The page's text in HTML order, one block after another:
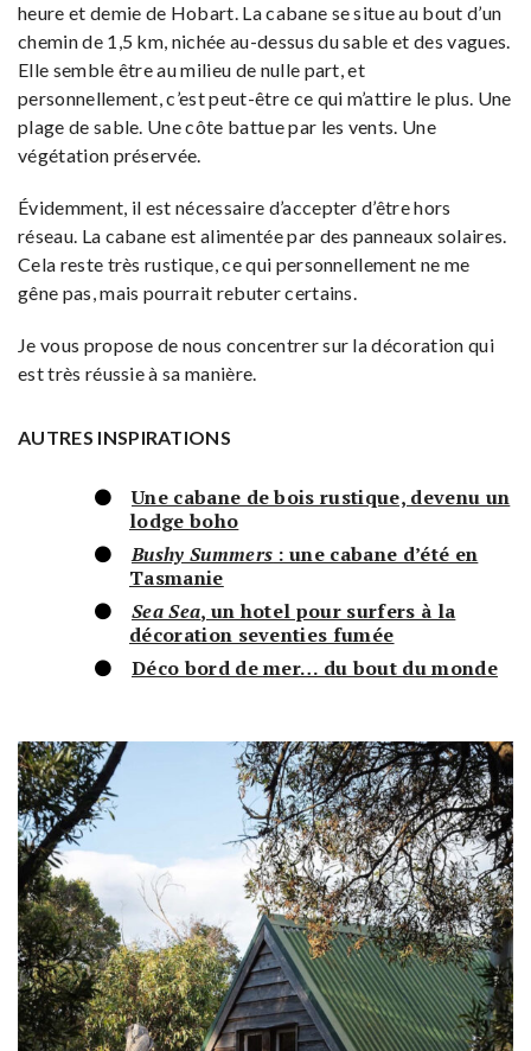
heure et demie de Hobart. La cabane se situe au bout d’un
chemin de 1,5 km, nichée au-dessus du sable et des vagues.
Elle semble être au milieu de nulle part, et
personnellement, c’est peut-être ce qui m’attire le plus. Une
plage de sable. Une côte battue par les vents. Une
végétation préservée.
Évidemment, il est nécessaire d’accepter d’être hors
réseau. La cabane est alimentée par des panneaux solaires.
Cela reste très rustique, ce qui personnellement ne me
gêne pas, mais pourrait rebuter certains.
Je vous propose de nous concentrer sur la décoration qui
est très réussie à sa manière.
AUTRES INSPIRATIONS
Une cabane de bois rustique, devenu un
lodge boho
Bushy Summers : une cabane d’été en
Tasmanie
Sea Sea, un hotel pour surfers à la
décoration seventies fumée
Déco bord de mer… du bout du monde